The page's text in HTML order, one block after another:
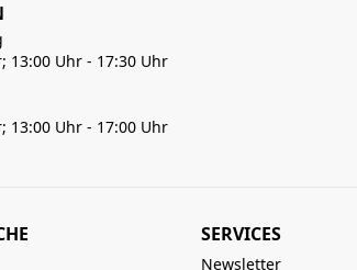
13:00 Uhr - 17:30 Uhr
13:00 Uhr - 17:00 Uhr
SERVICES
Newsletter